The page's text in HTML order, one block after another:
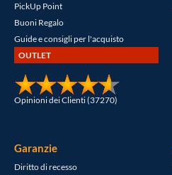
PickUp Point
Buoni Regalo
Guide e consigli per l'acquisto
OUTLET
Opinioni dei Clienti (37270)
Garanzie
Diritto di recesso